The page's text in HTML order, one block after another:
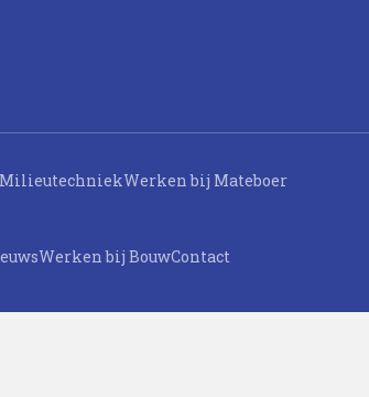
Werken bij BouwContact
Werken bij Mateboer